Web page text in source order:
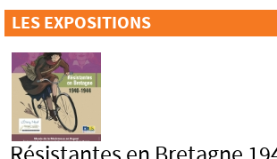
LES EXPOSITIONS